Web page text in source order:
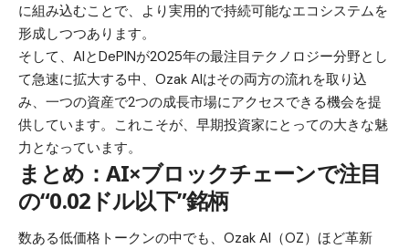
に組み込むことで、より実用的で持続可能なエコシステムを
形成しつつあります。
そして、AIとDePINが2025年の最注目テクノロジー分野とし
て急速に拡大する中、Ozak AIはその両方の流れを取り込
み、一つの資産で2つの成長市場にアクセスできる機会を提
供しています。これこそが、早期投資家にとっての大きな魅
力となっています。
まとめ：AI×ブロックチェーンで注目
の“0.02ドル以下”銘柄
数ある低価格トークンの中でも、Ozak AI（OZ）ほど革新